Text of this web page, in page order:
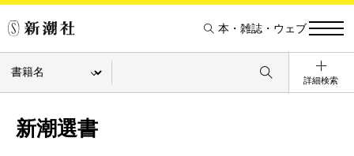
本・雑誌・ウェブ
詳細検索
新潮選書